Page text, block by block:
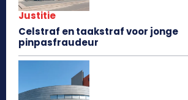
Justitie
Celstraf en taakstraf voor jonge
pinpasfraudeur